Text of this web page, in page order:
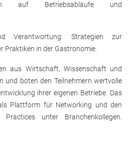
auf Betriebsabläufe und
Verantwortung: Strategien zur
Praktiken in der Gastronomie.​
aus Wirtschaft, Wissenschaft und
und boten den Teilnehmern wertvolle
ihrer eigenen Betriebe. Das
Plattform für Networking und den
unter Branchenkollegen.